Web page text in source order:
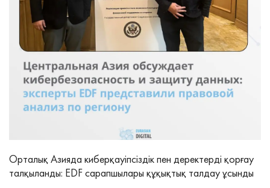
Орталық Азияда киберқауіпсіздік пен деректерді қорғау
талқыланды: EDF сарапшылары құқықтық талдау ұсынды